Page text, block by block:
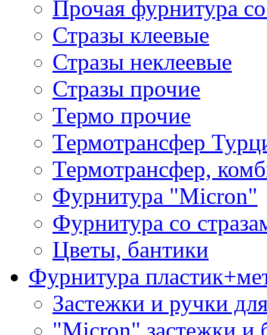
Прочая фурнитура
Стразы клеевые
Стразы неклеевые
Стразы прочие
Термо прочие
Термотрансфер
Термотрансфер,
Фурнитура "Micron"
Фурнитура со
Цветы, бантики
Фурнитура
Застежки и ручки
"Micron" застежки и